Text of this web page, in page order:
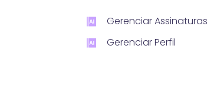
Gerenciar Assinaturas
Gerenciar Perfil